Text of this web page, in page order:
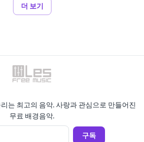
더 보기
는 최고의 음악. 사랑과 관심으로 만들어진
무료 배경음악.
구독